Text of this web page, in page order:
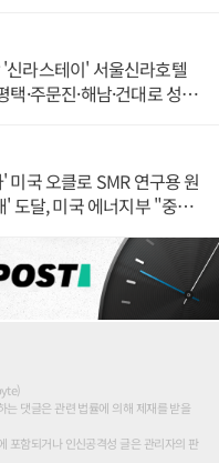
신라스테이' 서울신라호텔
·주문진·해남·건대로 성
미국 오클로 SMR 연구용 원
' 도달, 미국 에너지부 "중요
는 댓글은 관련 법률에 의해 제재를 받을
포함되거나 인신공격성 글은 관리자의 판